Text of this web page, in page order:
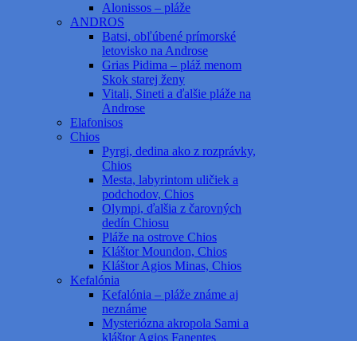
Alonissos – pláže
ANDROS
Batsi, obľúbené prímorské
letovisko na Androse
Grias Pidima – pláž menom
Skok starej ženy
Vitali, Sineti a ďalšie pláže na
Androse
Elafonisos
Chios
Pyrgi, dedina ako z rozprávky,
Chios
Mesta, labyrintom uličiek a
podchodov, Chios
Olympi, ďalšia z čarovných
dedín Chiosu
Pláže na ostrove Chios
Kláštor Moundon, Chios
Kláštor Agios Minas, Chios
Kefalónia
Kefalónia – pláže známe aj
neznáme
Mysteriózna akropola Sami a
kláštor Agios Fanentes